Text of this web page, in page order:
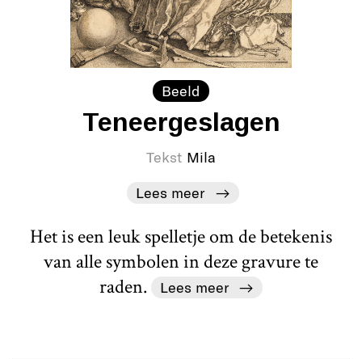
Beeld
Teneergeslagen
Tekst Mila
Lees meer
Het is een leuk spelletje om de betekenis
van alle symbolen in deze gravure te
raden.
Lees meer